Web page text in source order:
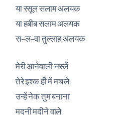
या रसूल सलाम अलयक
या हबीब सलाम अलयक
स-ल-वा तुल्लाह अलयक
मेरी आनेवाली नस्लें
तेरे इश्क ही में मचले
उन्हें नेक तुम बनाना
मदनी मदीने वाले